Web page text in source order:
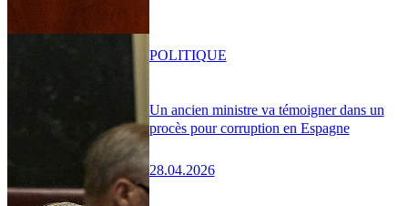
Un ancien ministre va témoigner dans un
procès pour corruption en Espagne
28.04.2026
POLITIQUE